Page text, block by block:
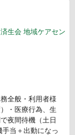
生会 地域ケアセン
全般・利用者様
・医療行為、生
夜間待機（土日
当＋出動になっ